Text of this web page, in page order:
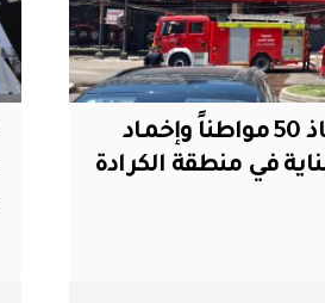
الدفاع المدني: إنقاذ 50 مواطناً وإخماد
في منطقة الكرادة